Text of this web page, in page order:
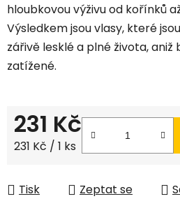
hloubkovou výživu od kořínků
Výsledkem jsou vlasy, které
zářivě lesklé a plné života,aniž
zatížené.
231 Kč
Měrná cena:
231 Kč / 1 ks
Tisk Zeptat se